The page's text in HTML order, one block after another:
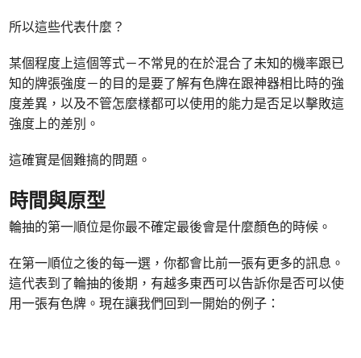
所以這些代表什麼？
某個程度上這個等式－不常見的在於混合了未知的機率跟已
知的牌張強度－的目的是要了解有色牌在跟神器相比時的強
度差異，以及不管怎麼樣都可以使用的能力是否足以擊敗這
強度上的差別。
這確實是個難搞的問題。
時間與原型
輪抽的第一順位是你最不確定最後會是什麼顏色的時候。
在第一順位之後的每一選，你都會比前一張有更多的訊息。
這代表到了輪抽的後期，有越多東西可以告訴你是否可以使
用一張有色牌。現在讓我們回到一開始的例子：